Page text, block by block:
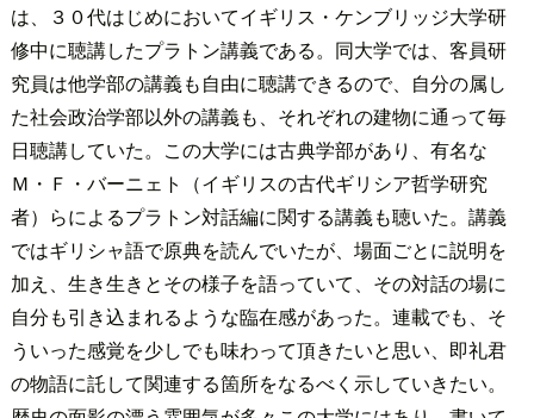
は、３０代はじめにおいてイギリス・ケンブリッジ大学研
修中に聴講したプラトン講義である。同大学では、客員研
究員は他学部の講義も自由に聴講できるので、自分の属し
た社会政治学部以外の講義も、それぞれの建物に通って毎
日聴講していた。この大学には古典学部があり、有名な
Ｍ・Ｆ・バーニェト（イギリスの古代ギリシア哲学研究
者）らによるプラトン対話編に関する講義も聴いた。講義
ではギリシャ語で原典を読んでいたが、場面ごとに説明を
加え、生き生きとその様子を語っていて、その対話の場に
自分も引き込まれるような臨在感があった。連載でも、そ
ういった感覚を少しでも味わって頂きたいと思い、即礼君
の物語に託して関連する箇所をなるべく示していきたい。